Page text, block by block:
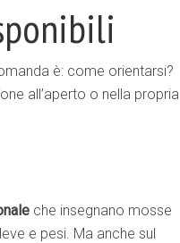
è: come orientarsi?
all’aperto o nella propria
che insegnano mosse
e pesi. Ma anche sul